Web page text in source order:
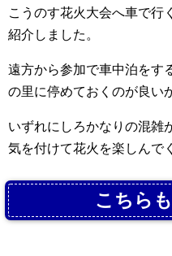
こうのす花火大会へ車で行
紹介しました。
遠方から参加で車中泊をす
の里に停めておくのが良い
いずれにしろかなりの混雑
気を付けて花火を楽しんで
こちら